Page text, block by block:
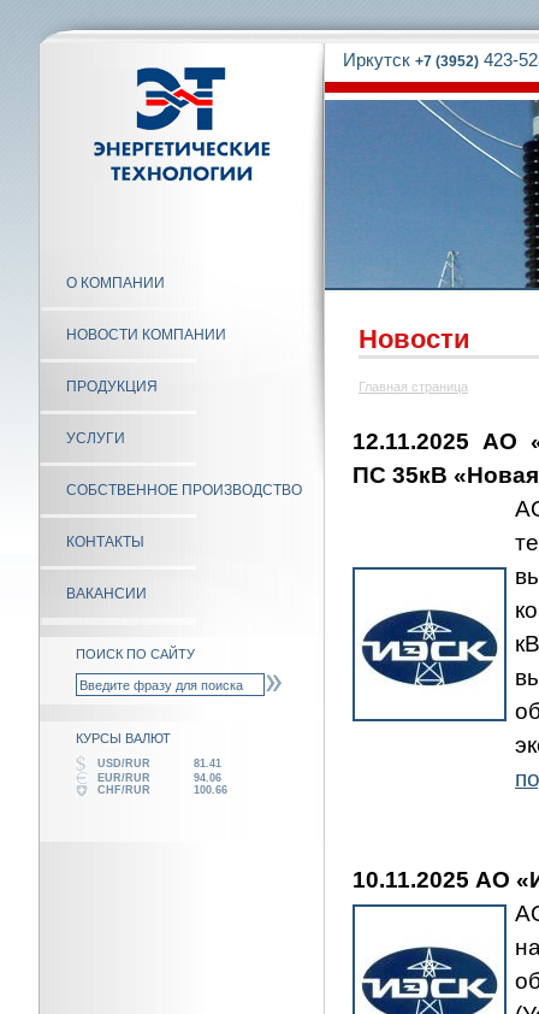
О КОМПАНИИ
НОВОСТИ КОМПАНИИ
ПРОДУКЦИЯ
УСЛУГИ
СОБСТВЕННОЕ ПРОИЗВОДСТВО
КОНТАКТЫ
ВАКАНСИИ
ПОИСК ПО САЙТУ
КУРСЫ ВАЛЮТ
USD/RUR
81.41
EUR/RUR
94.06
CHF/RUR
100.66
Иркутск +7 (3952) 423-
Новости
Главная страница
12.11.2025
ПС 35кВ
10.11.2025 АО